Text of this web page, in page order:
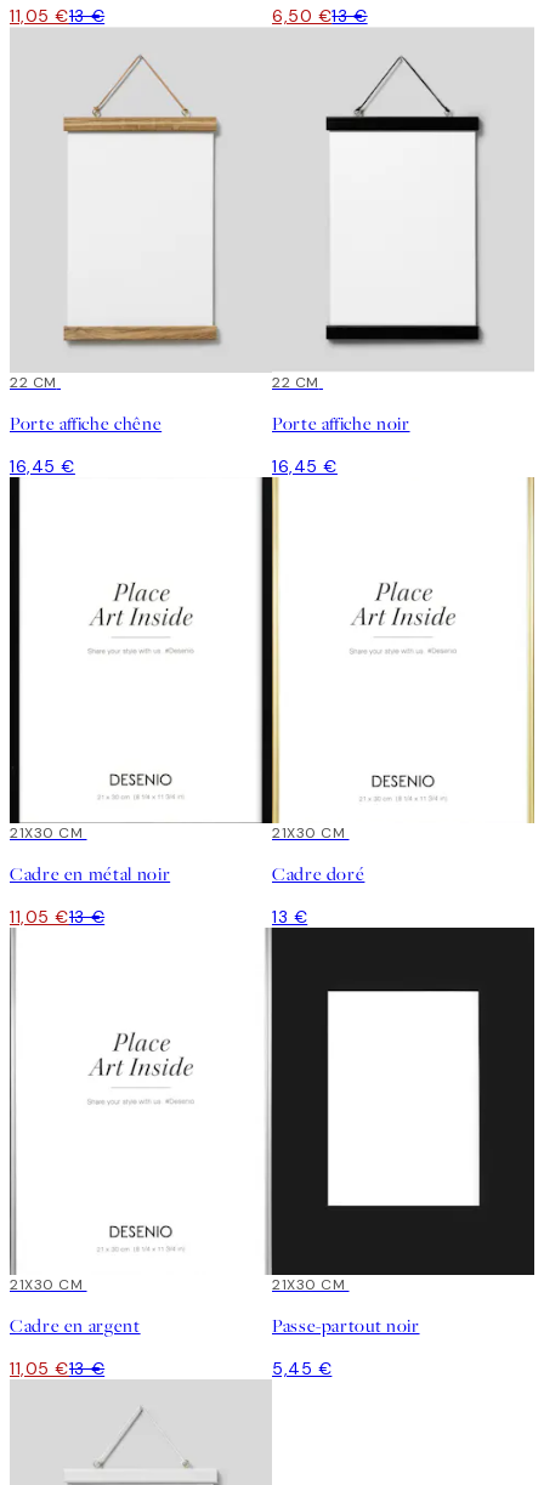
11,05 €13 € 6,50 €13 €
22 CM
Porte affiche chêne
16,45 €
22 CM
Porte affiche noir
16,45 €
15%*
21X30 CM
Cadre en métal noir
11,05 €13 €
21X30 CM
Cadre doré
13 €
15%*
21X30 CM
Cadre en argent
11,05 €13 €
21X30 CM
Passe-partout noir
5,45 €